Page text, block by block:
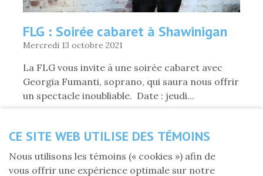
FLG : Soirée cabaret à Shawinigan
Mercredi 13 octobre 2021
La FLG vous invite à une soirée cabaret avec
Georgia Fumanti, soprano, qui saura nous offrir
un spectacle inoubliable. Date : jeudi...
LIRE LA SUITE
DE
FLG
CE SITE WEB UTILISE DES TÉMOINS
Nous utilisons les témoins (« cookies ») afin de
vous offrir une expérience optimale sur notre